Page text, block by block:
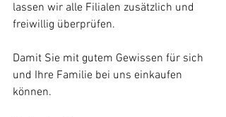
lassen wir alle Filialen zusätzlich und
freiwillig überprüfen.
Damit Sie mit gutem Gewissen für sich
und Ihre Familie bei uns einkaufen
können.